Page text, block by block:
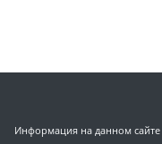
Информация на данном сайте